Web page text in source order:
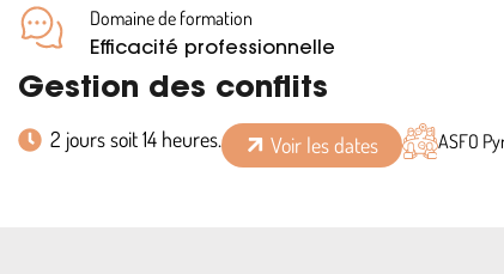
Domaine de formation
Efficacité professionnelle
Gestion des conflits
2 jours soit 14 heures. Voir les dates ASFO